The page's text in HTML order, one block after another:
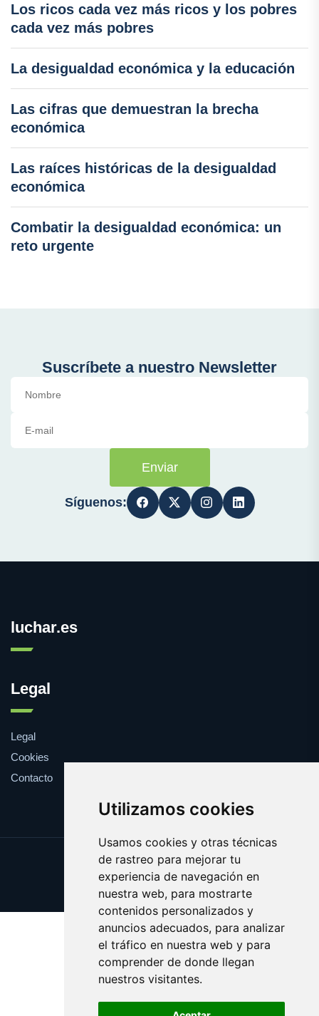
Utilizamos cookies
Usamos cookies y otras técnicas
de rastreo para mejorar tu
experiencia de navegación en
nuestra web, para mostrarte
contenidos personalizados y
anuncios adecuados, para analizar
el tráfico en nuestra web y para
comprender de donde llegan
nuestros visitantes.
Los ricos cada vez más ricos y los pobres
cada vez más pobres
La desigualdad económica y la educación
Las cifras que demuestran la brecha
económica
Las raíces históricas de la desigualdad
económica
Combatir la desigualdad económica: un
reto urgente
Suscríbete a nuestro Newsletter
Enviar
Síguenos:
luchar.es
Legal
Legal
Cookies
Contacto
Update cookies preferences
Copyright © 2025 luchar.es